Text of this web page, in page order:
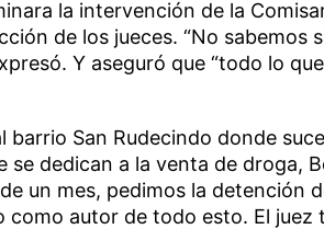
la intervención de la
de los jueces. “No sabemos
Y aseguró que “todo lo
barrio San Rudecindo donde
dedican a la venta de droga,
un mes, pedimos la detención
como autor de todo esto. El juez